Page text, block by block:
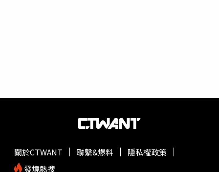
温嵐臉書）溫嵐表示，由於男友是圈外人，所以請外界多給
憲哥部分，她則幽默回應，「憲哥就像我的爸爸、長輩，我
想應該是兩個女兒都要嫁人了，所以他也很想把我嫁出
關於CTWANT 聯繫&爆料
隱私權政策
發燒熱搜